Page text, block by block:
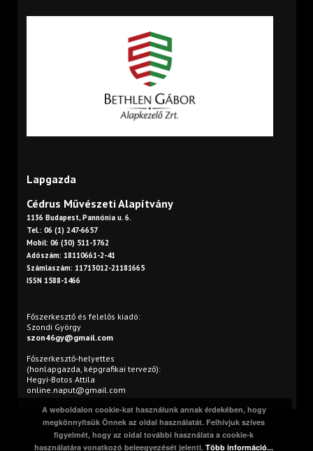
Lapgazda
Cédrus Művészeti Alapítvány
1136 Budapest, Pannónia u. 6.
Tel.: 06 (1) 247-6657
Mobil: 06 (30) 511-3762
Adószám: 18110661-2-41
Számlaszám: 11713012-21181665
ISSN 1588-1466
Főszerkesztő és felelős kiadó:
Szondi György
szon46gy@gmail.com
Főszerkesztő-helyettes
(honlapgazda, képgrafikai tervező):
Hegyi-Botos Attila
online.naput@gmail.com
Minden jog fenntartva. © 2016 Napút Online
A weboldalon cookie-kat használunk annak érdekében, hogy
megkönnyítsük Önnek az oldal használatát. Felhívjuk szíves
figyelmét, hogy az oldal további használata a cookie-k
használatára vonatkozó beleegyezését jelenti.Több információ...